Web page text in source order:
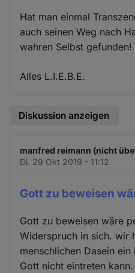
Hat man einmal
auch seinen Weg nach
wahren Selbst gefunden!
Alles L.I.E.B.E.
Diskussion anzeigen
manfred reimann (nicht
Di. 29 Okt 2019 - 11:12
Gott zu beweisen
Gott zu beweisen wäre
Widerspruch in sich. wir
menschlichen Dasein
Gott nicht eintreten